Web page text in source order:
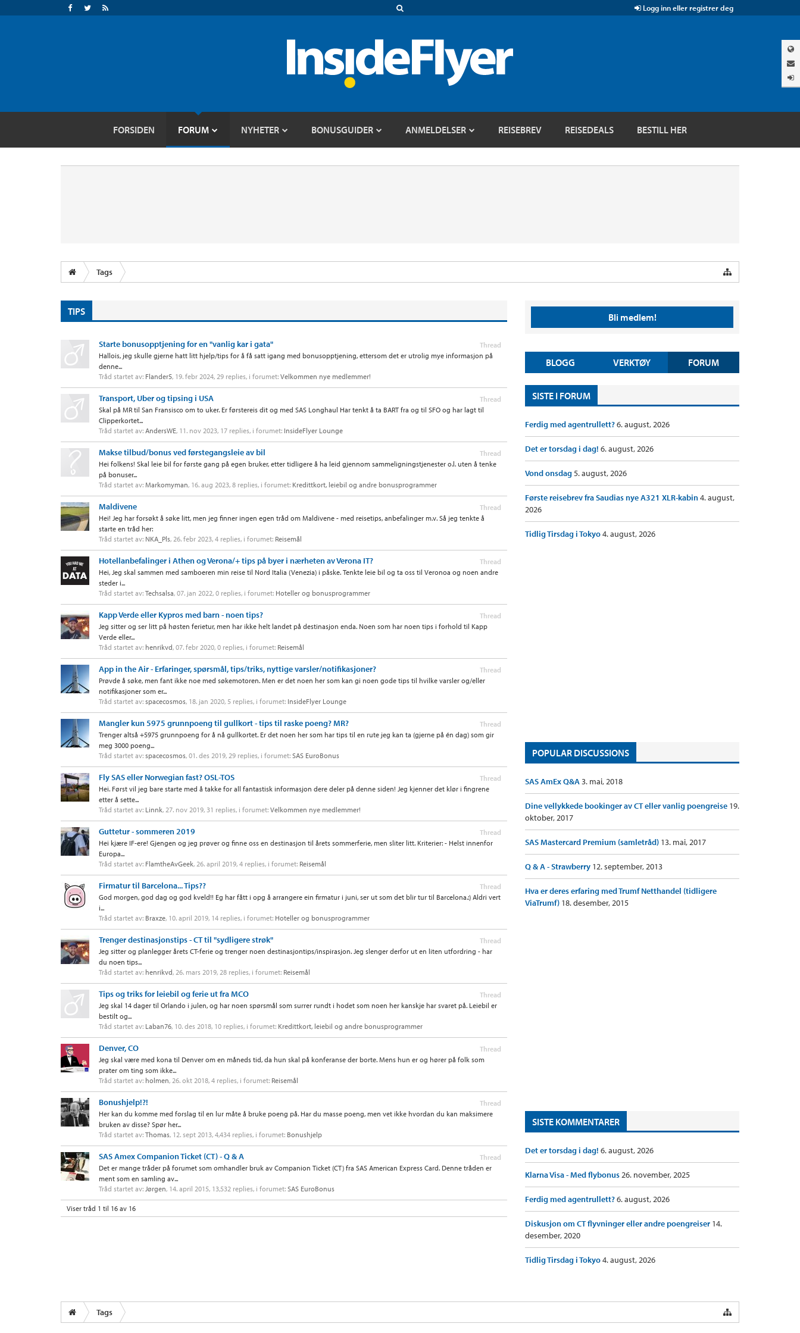
Logg inn eller registrer deg
FORSIDEN FORUM NYHETER BONUSGUIDER ANMELDELSER REISEBREV REISEDEALS BESTILL HER
Tags
TIPS
Thread
Starte bonusopptjening for en "vanlig kar i gata"
Hallois, jeg skulle gjerne hatt litt hjelp/tips for å få satt igang med bonusopptjening, ettersom det er utrolig mye informasjon på
denne...
Tråd startet av: Flander5, 19. febr 2024, 29 replies, i forumet: Velkommen nye medlemmer!
Thread
Transport, Uber og tipsing i USA
Skal på MR til San Fransisco om to uker. Er førstereis dit og med SAS Longhaul Har tenkt å ta BART fra og til SFO og har lagt til
Clipperkortet...
Tråd startet av: AndersWE, 11. nov 2023, 17 replies, i forumet: InsideFlyer Lounge
Thread
Makse tilbud/bonus ved førstegangsleie av bil
Hei folkens! Skal leie bil for første gang på egen bruker, etter tidligere å ha leid gjennom sammeligningstjenester o.l. uten å tenke
på bonuser...
Tråd startet av: Markomyman, 16. aug 2023, 8 replies, i forumet: Kredittkort, leiebil og andre bonusprogrammer
Thread
Maldivene
Hei! Jeg har forsøkt å søke litt, men jeg finner ingen egen tråd om Maldivene - med reisetips, anbefalinger m.v. Så jeg tenkte å
starte en tråd her:
Tråd startet av: NKA_Pls, 26. febr 2023, 4 replies, i forumet: Reisemål
Thread
Hotellanbefalinger i Athen og Verona/+ tips på byer i nærheten av Verona IT?
Hei, Jeg skal sammen med samboeren min reise til Nord Italia (Venezia) i påske. Tenkte leie bil og ta oss til Veronoa og noen andre
steder i...
Tråd startet av: Techsalsa, 07. jan 2022, 0 replies, i forumet: Hoteller og bonusprogrammer
Thread
Kapp Verde eller Kypros med barn - noen tips?
Jeg sitter og ser litt på høsten ferietur, men har ikke helt landet på destinasjon enda. Noen som har noen tips i forhold til Kapp
Verde eller...
Tråd startet av: henrikvd, 07. febr 2020, 0 replies, i forumet: Reisemål
Thread
App in the Air - Erfaringer, spørsmål, tips/triks, nyttige varsler/notifikasjoner?
Prøvde å søke, men fant ikke noe med søkemotoren. Men er det noen her som kan gi noen gode tips til hvilke varsler og/eller
notifikasjoner som er...
Tråd startet av: spacecosmos, 18. jan 2020, 5 replies, i forumet: InsideFlyer Lounge
Thread
Mangler kun 5975 grunnpoeng til gullkort - tips til raske poeng? MR?
Trenger altså +5975 grunnpoeng for å nå gullkortet. Er det noen her som har tips til en rute jeg kan ta (gjerne på én dag) som gir
meg 3000 poeng...
Tråd startet av: spacecosmos, 01. des 2019, 29 replies, i forumet: SAS EuroBonus
Thread
Fly SAS eller Norwegian fast? OSL-TOS
Hei. Først vil jeg bare starte med å takke for all fantastisk informasjon dere deler på denne siden! Jeg kjenner det klør i fingrene
etter å sette...
Tråd startet av: Linnk, 27. nov 2019, 31 replies, i forumet: Velkommen nye medlemmer!
Thread
Guttetur - sommeren 2019
Hei kjære IF-ere! Gjengen og jeg prøver og finne oss en destinasjon til årets sommerferie, men sliter litt. Kriterier: - Helst innenfor
Europa...
Tråd startet av: FlamtheAvGeek, 26. april 2019, 4 replies, i forumet: Reisemål
Thread
Firmatur til Barcelona... Tips??
God morgen, god dag og god kveld!! Eg har fått i opg å arrangere ein firmatur i juni, ser ut som det blir tur til Barcelona.:) Aldri vert
i...
Tråd startet av: Braxze, 10. april 2019, 14 replies, i forumet: Hoteller og bonusprogrammer
Thread
Trenger destinasjonstips - CT til "sydligere strøk"
Jeg sitter og planlegger årets CT-ferie og trenger noen destinasjontips/inspirasjon. Jeg slenger derfor ut en liten utfordring - har
du noen tips...
Tråd startet av: henrikvd, 26. mars 2019, 28 replies, i forumet: Reisemål
Thread
Tips og triks for leiebil og ferie ut fra MCO
Jeg skal 14 dager til Orlando i julen, og har noen spørsmål som surrer rundt i hodet som noen her kanskje har svaret på. Leiebil er
bestilt og...
Tråd startet av: Laban76, 10. des 2018, 10 replies, i forumet: Kredittkort, leiebil og andre bonusprogrammer
Thread
Denver, CO
Jeg skal være med kona til Denver om en måneds tid, da hun skal på konferanse der borte. Mens hun er og hører på folk som
prater om ting som ikke...
Tråd startet av: holmen, 26. okt 2018, 4 replies, i forumet: Reisemål
Thread
Bonushjelp!?!
Her kan du komme med forslag til en lur måte å bruke poeng på. Har du masse poeng, men vet ikke hvordan du kan maksimere
bruken av disse? Spør her...
Tråd startet av: Thomas, 12. sept 2013, 4,434 replies, i forumet: Bonushjelp
Thread
SAS Amex Companion Ticket (CT) - Q & A
Det er mange tråder på forumet som omhandler bruk av Companion Ticket (CT) fra SAS American Express Card. Denne tråden er
ment som en samling av...
Tråd startet av: Jørgen, 14. april 2015, 13,532 replies, i forumet: SAS EuroBonus
Viser tråd 1 til 16 av 16
Bli medlem!
BLOGG VERKTØY FORUM
SISTE I FORUM
Ferdig med agentrullett?6. august, 2026
Det er torsdag i dag! 6. august, 2026
Vond onsdag5. august, 2026
Første reisebrev fra Saudias nye A321 XLR-kabin4. august,
2026
Tidlig Tirsdag i Tokyo4. august, 2026
POPULAR DISCUSSIONS
SAS AmEx Q&A3. mai, 2018
Dine vellykkede bookinger av CT eller vanlig poengreise 19.
oktober, 2017
SAS Mastercard Premium (samletråd) 13. mai, 2017
Q & A - Strawberry 12. september, 2013
Hva er deres erfaring med Trumf Netthandel (tidligere
ViaTrumf) 18. desember, 2015
SISTE KOMMENTARER
Det er torsdag i dag! 6. august, 2026
Klarna Visa - Med flybonus26. november, 2025
Ferdig med agentrullett?6. august, 2026
Diskusjon om CT flyvninger eller andre poengreiser 14.
desember, 2020
Tidlig Tirsdag i Tokyo4. august, 2026
Tags